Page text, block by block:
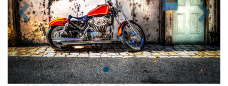
Zurück